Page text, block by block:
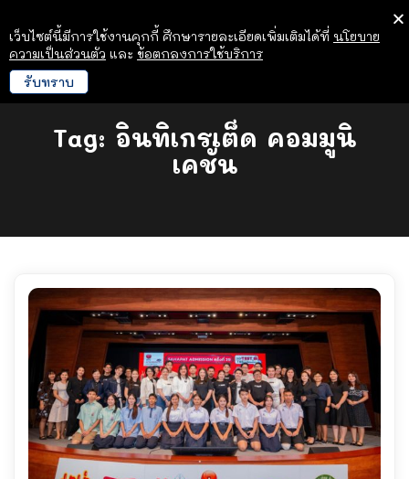
Tag: อินทิเกรเต็ด คอมมูนิ
เคชั่น
เว็บไซต์นี้มีการใช้งานคุกกี้ ศึกษารายละเอียดเพิ่มเติมได้ที่ นโยบาย
ความเป็นส่วนตัว และ ข้อตกลงการใช้บริการ
รับทราบ